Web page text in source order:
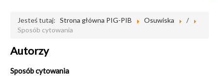
OSUWISKA
Projekty
Jesteś tutaj: Strona główna PIG-PIB Osuwiska
/
Sposób cytowania
Autorzy
Sposób cytowania